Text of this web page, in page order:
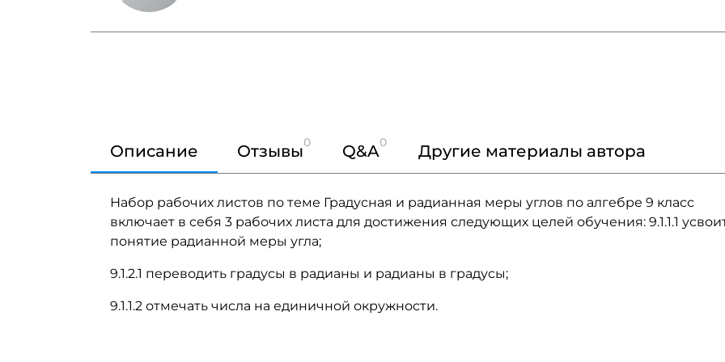
Описание Отзывы0 Q&A0 Другие материалы автора
Набор рабочих листов по теме Градусная и радианная меры углов по алгебре 9 класс
включает в себя 3 рабочих листа для достижения следующих целей обучения: 9.1.1.1
понятие радианной меры угла;
9.1.2.1 переводить градусы в радианы и радианы в градусы;
9.1.1.2 отмечать числа на единичной окружности.